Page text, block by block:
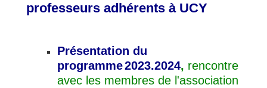
professeurs adhérents à UCY
Présentation du
programme2023.2024, rencontre
avec les membres de l'association